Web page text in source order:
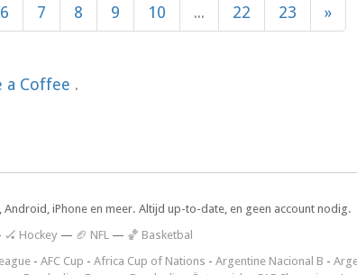
6 7 8 9 10 ... 22 23 »
a Coffee .
iPhone en meer. Altijd up-to-date, en geen account nodig.
🏑 Hockey — 🏈 NFL — 🏀 Basketbal
- AFC Cup - Africa Cup of Nations - Argentine Nacional B -